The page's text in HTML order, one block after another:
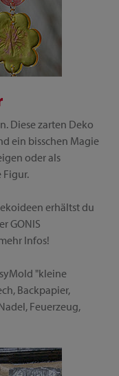
Diese zarten Deko
ein bisschen Magie
oder als
Figur.
erhältst du
GONIS
Infos!
"kleine
Backpapier,
Feuerzeug,